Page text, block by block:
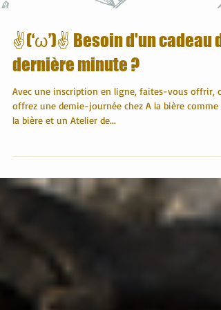
✌(‘ω’)✌ Besoin d'un cadeau
dernière minute ?
Avec une inscription en ligne, faites-vous offrir,
offrez une demie-journée chez A la bière comme à
la bière et un Atelier de...